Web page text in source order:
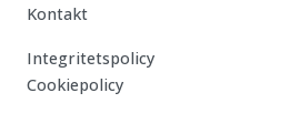
Kontakt
Integritetspolicy
Cookiepolicy